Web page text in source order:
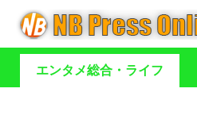
エンタメ総合・ライフ